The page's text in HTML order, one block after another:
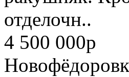
отделочн..
4 500 000p